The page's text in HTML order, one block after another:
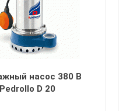
насос 380 В
Pedrollo D 20